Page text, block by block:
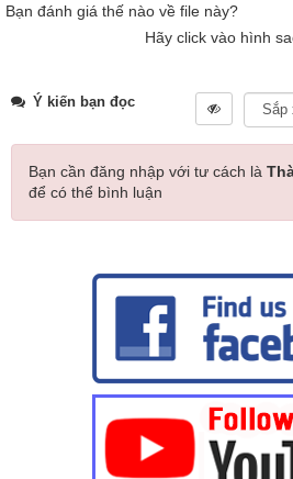
Bạn đánh giá thế nào về file này?
Hãy click vào hình
Ý kiến bạn đọc
Bạn cần đăng nhập với tư cách là
để có thể bình luận